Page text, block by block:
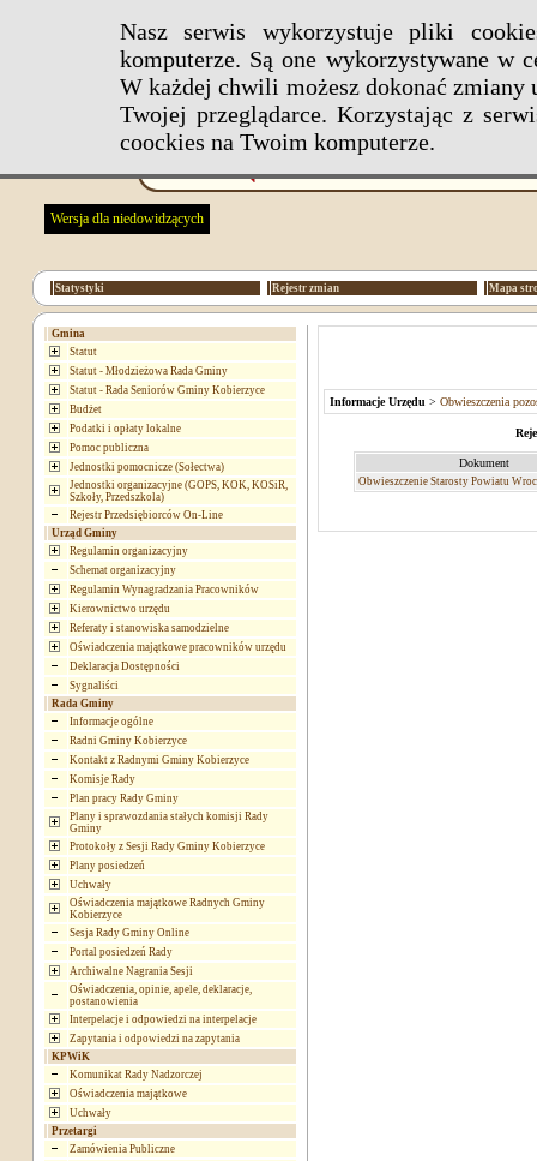
Nasz serwis wykorzystuje pliki
komputerze. Są one wykorzystywane w
W każdej chwili możesz dokonać
Twojej przeglądarce. Korzystając z
coockies na Twoim komputerze.
Wersja dla niedowidzących
Statystyki Rejestr zmian Mapa
Gmina
Statut
Statut - Młodzieżowa Rada Gminy
Statut - Rada Seniorów Gminy Kobierzyce
Budżet
Podatki i opłaty lokalne
Pomoc publiczna
Jednostki pomocnicze (Sołectwa)
Jednostki organizacyjne (GOPS, KOK, KOSiR,
Szkoły, Przedszkola)
Rejestr Przedsiębiorców On-Line
Urząd Gminy
Regulamin organizacyjny
Schemat organizacyjny
Regulamin Wynagradzania Pracowników
Kierownictwo urzędu
Referaty i stanowiska samodzielne
Oświadczenia majątkowe pracowników urzędu
Deklaracja Dostępności
Sygnaliści
Rada Gminy
Informacje ogólne
Radni Gminy Kobierzyce
Kontakt z Radnymi Gminy Kobierzyce
Komisje Rady
Plan pracy Rady Gminy
Plany i sprawozdania stałych komisji Rady
Gminy
Protokoły z Sesji Rady Gminy Kobierzyce
Plany posiedzeń
Uchwały
Oświadczenia majątkowe Radnych Gminy
Kobierzyce
Sesja Rady Gminy Online
Portal posiedzeń Rady
Archiwalne Nagrania Sesji
Oświadczenia, opinie, apele, deklaracje,
postanowienia
Interpelacje i odpowiedzi na interpelacje
Zapytania i odpowiedzi na zapytania
KPWiK
Komunikat Rady Nadzorczej
Oświadczenia majątkowe
Uchwały
Przetargi
Zamówienia Publiczne
Informacje Urzędu > Obwieszczenia
Dokument
Obwieszczenie Starosty Powiatu